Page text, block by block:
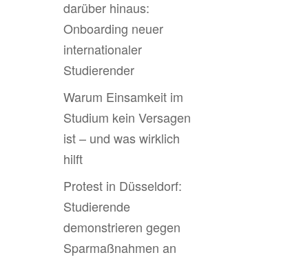
darüber hinaus:
Onboarding neuer
internationaler
Studierender
Warum Einsamkeit im
Studium kein Versagen
ist – und was wirklich
hilft
Protest in Düsseldorf:
Studierende
demonstrieren gegen
Sparmaßnahmen an